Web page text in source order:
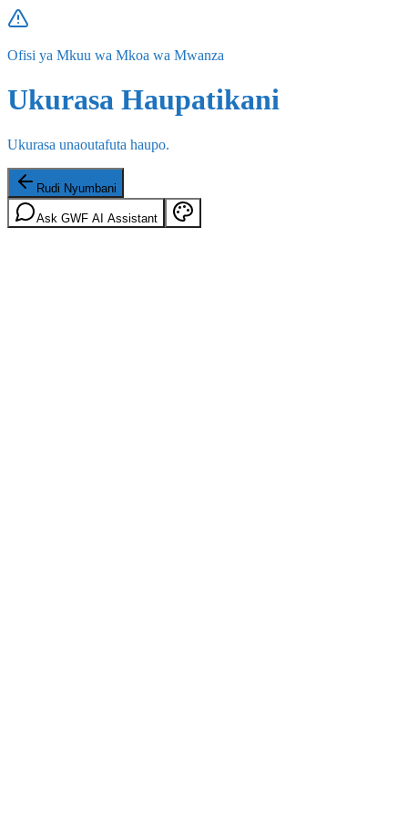
Ofisi ya Mkuu wa Mkoa wa Mwanza
Ukurasa Haupatikani
Ukurasa unaoutafuta haupo.
Rudi Nyumbani
Ask GWF AI Assistant